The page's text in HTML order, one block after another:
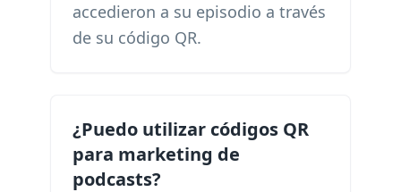
accedieron a su episodio a través
de su código QR.
¿Puedo utilizar códigos QR
para marketing de
podcasts?